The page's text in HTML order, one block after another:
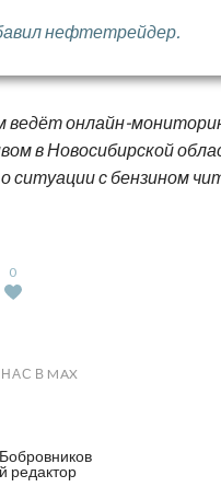
нефтетрейдер.
онлайн-
в Новосибирской
ситуации с бензином
0
В MAX
редактор